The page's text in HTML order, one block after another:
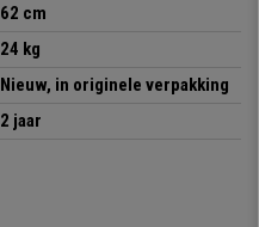
62 cm
24 kg
Nieuw, in originele verpakking
2 jaar